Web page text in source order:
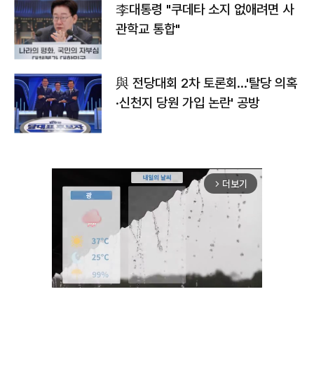
李대통령 "쿠데타 소지 없애려면 사
관학교 통합"
與 전당대회 2차 토론회…'탈당 의혹
·신천지 당원 가입 논란' 공방
arrow_forward_ios 더보기